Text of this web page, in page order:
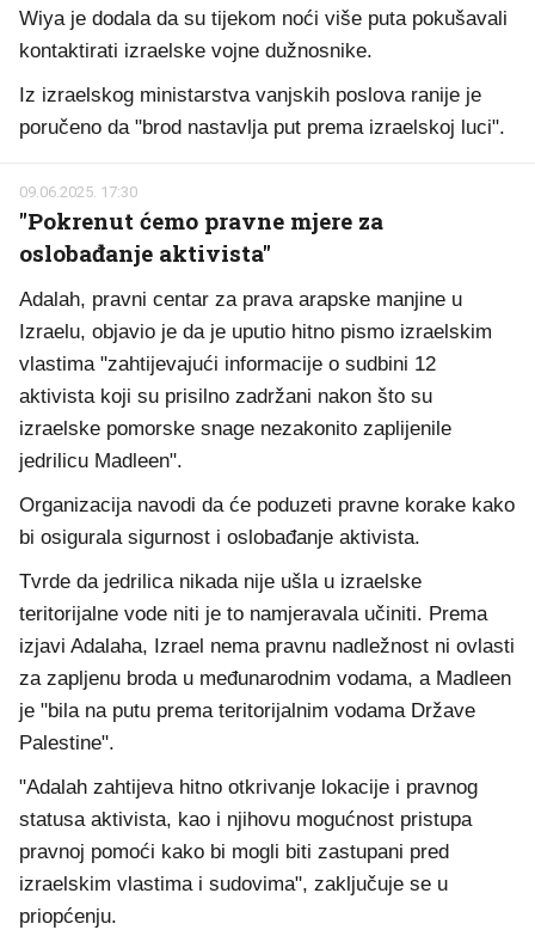
Wiya je dodala da su tijekom noći više puta pokušavali
kontaktirati izraelske vojne dužnosnike.
Iz izraelskog ministarstva vanjskih poslova ranije je
poručeno da "brod nastavlja put prema izraelskoj luci".
09.06.2025. 17:30
"Pokrenut ćemo pravne mjere za
oslobađanje aktivista"
Adalah, pravni centar za prava arapske manjine u
Izraelu, objavio je da je uputio hitno pismo izraelskim
vlastima "zahtijevajući informacije o sudbini 12
aktivista koji su prisilno zadržani nakon što su
izraelske pomorske snage nezakonito zaplijenile
jedrilicu Madleen".
Organizacija navodi da će poduzeti pravne korake kako
bi osigurala sigurnost i oslobađanje aktivista.
Tvrde da jedrilica nikada nije ušla u izraelske
teritorijalne vode niti je to namjeravala učiniti. Prema
izjavi Adalaha, Izrael nema pravnu nadležnost ni ovlasti
za zapljenu broda u međunarodnim vodama, a Madleen
je "bila na putu prema teritorijalnim vodama Države
Palestine".
"Adalah zahtijeva hitno otkrivanje lokacije i pravnog
statusa aktivista, kao i njihovu mogućnost pristupa
pravnoj pomoći kako bi mogli biti zastupani pred
izraelskim vlastima i sudovima", zaključuje se u
priopćenju.